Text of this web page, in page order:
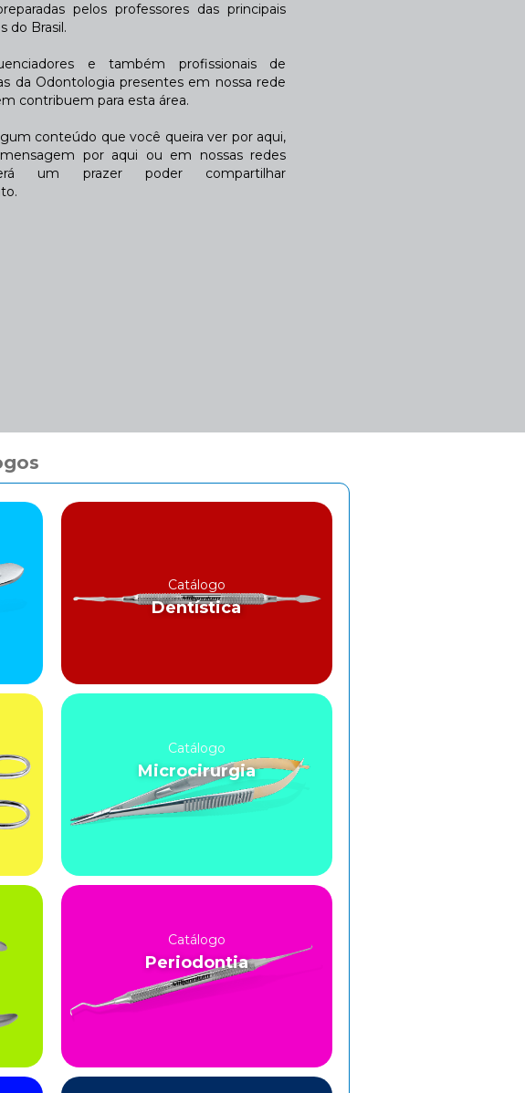
pelos professores das principais
do Brasil.
e também profissionais de
da Odontologia presentes em nossa rede
contribuem para esta área.
conteúdo que você queira ver por aqui,
por aqui ou em nossas redes
um prazer poder compartilhar
Catálogo
Dentística
Catálogo
Microcirurgia
Catálogo
Periodontia